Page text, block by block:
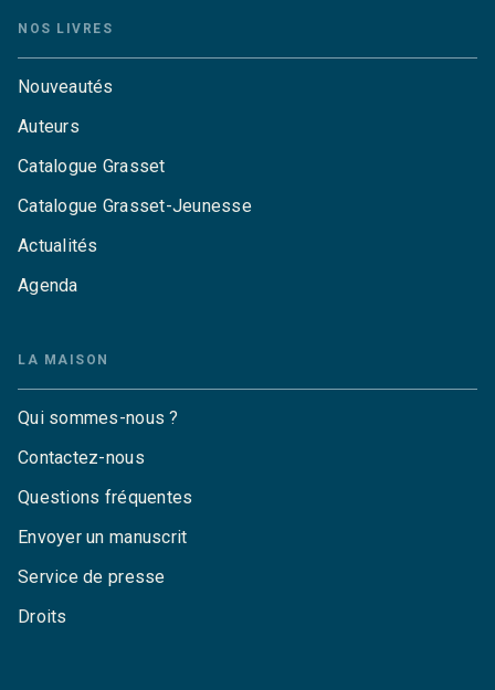
NOS LIVRES
Nouveautés
Auteurs
Catalogue Grasset
Catalogue Grasset-Jeunesse
Actualités
Agenda
LA MAISON
Qui sommes-nous ?
Contactez-nous
Questions fréquentes
Envoyer un manuscrit
Service de presse
Droits